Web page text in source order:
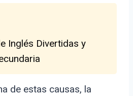
Inglés Divertidas y
de estas causas, la